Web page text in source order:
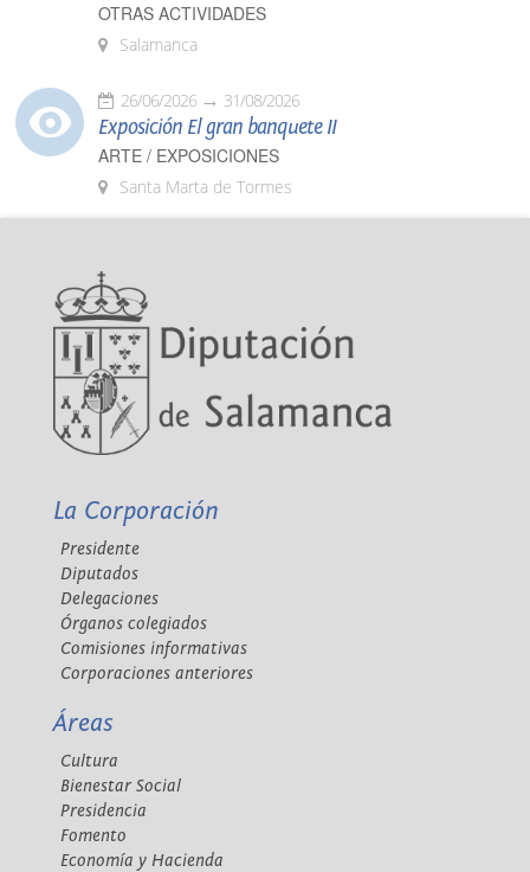
OTRAS ACTIVIDADES
Salamanca
26/06/2026 31/08/2026
Exposición El gran banquete II
ARTE / EXPOSICIONES
Santa Marta de Tormes
La Corporación
Presidente
Diputados
Delegaciones
Órganos colegiados
Comisiones informativas
Corporaciones anteriores
Áreas
Cultura
Bienestar Social
Presidencia
Fomento
Economía y Hacienda